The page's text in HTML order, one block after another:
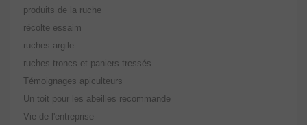
produits de la ruche
récolte essaim
ruches argile
ruches troncs et paniers tressés
Témoignages apiculteurs
Un toit pour les abeilles recommande
Vie de l'entreprise